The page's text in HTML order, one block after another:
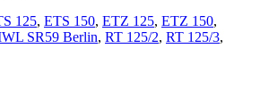
125, ETS 150, ETZ 125, ETZ 150,
SR59 Berlin, RT 125/2, RT 125/3,